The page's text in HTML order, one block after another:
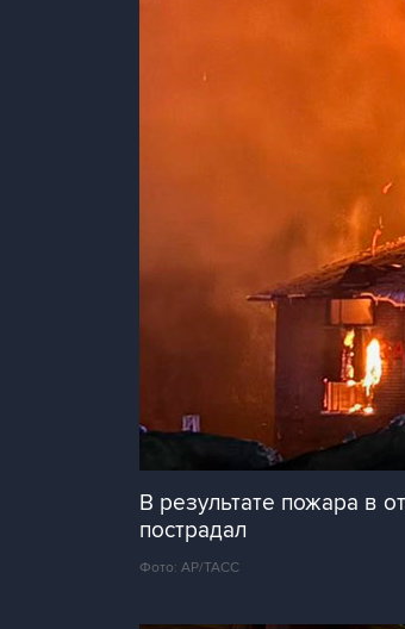
В результате пожара в
пострадал
Фото: АР/ТАСС